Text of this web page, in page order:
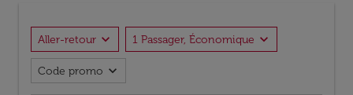
Aller-retour expand_more 1 Passager, Économique expand_more
Code promo expand_more